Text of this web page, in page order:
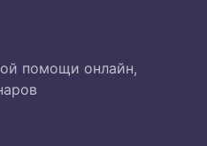
помощи онлайн,